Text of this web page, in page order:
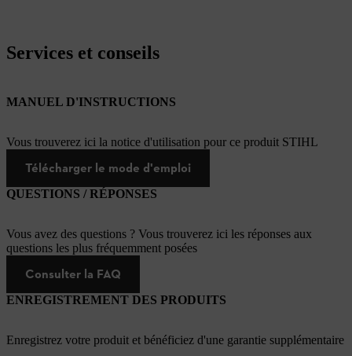
Services et conseils
MANUEL D'INSTRUCTIONS
Vous trouverez ici la notice d'utilisation pour ce produit STIHL
Télécharger le mode d'emploi
QUESTIONS / RÉPONSES
Vous avez des questions ? Vous trouverez ici les réponses aux
questions les plus fréquemment posées
Consulter la FAQ
ENREGISTREMENT DES PRODUITS
Enregistrez votre produit et bénéficiez d'une garantie supplémentaire